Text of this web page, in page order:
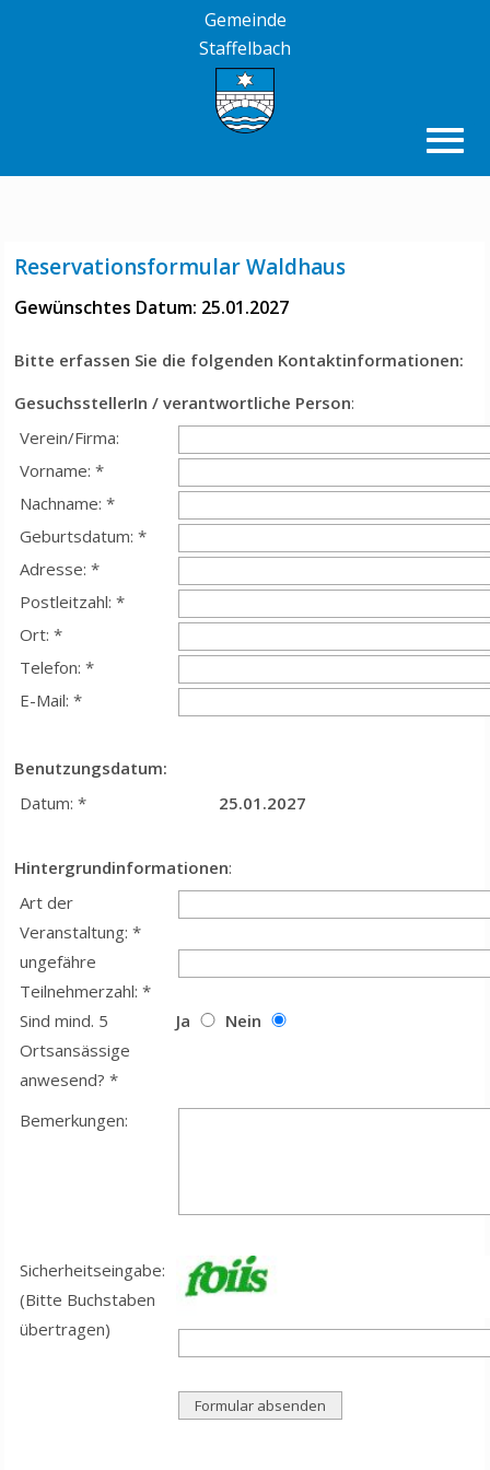
Gemeinde
Staffelbach
Reservationsformular Waldhaus
Gewünschtes Datum: 25.01.2027
Bitte erfassen Sie die folgenden Kontaktinformationen:
GesuchsstellerIn / verantwortliche Person:
Verein/Firma:
Vorname: *
Nachname: *
Geburtsdatum: *
Adresse: *
Postleitzahl: *
Ort: *
Telefon: *
E-Mail: *
Benutzungsdatum:
Datum: *
25.01.2027
Hintergrundinformationen:
Art der
Veranstaltung: *
ungefähre
Teilnehmerzahl: *
Sind mind. 5
Ortsansässige
anwesend? *
Ja Nein
Bemerkungen:
Sicherheitseingabe:
(Bitte Buchstaben
übertragen)